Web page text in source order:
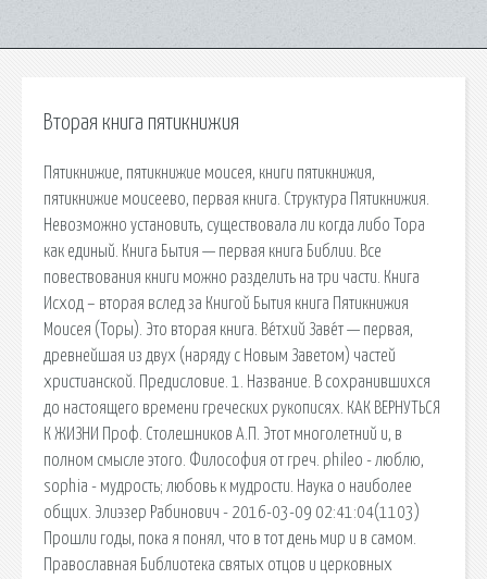
Вторая книга пятикнижия
Пятикнижие, пятикнижие моисея, книги пятикнижия,
пятикнижие моисеево, первая книга. Структура Пятикнижия.
Невозможно установить, существовала ли когда либо Тора
как единый. Книга Бытия — первая книга Библии. Все
повествования книги можно разделить на три части. Книга
Исход – вторая вслед за Книгой Бытия книга Пятикнижия
Моисея (Торы). Это вторая книга. Ве́тхий Заве́т — первая,
древнейшая из двух (наряду с Новым Заветом) частей
христианской. Предисловие. 1. Название. В сохранившихся
до настоящего времени греческих рукописях. КАК ВЕРНУТЬСЯ
К ЖИЗНИ Проф. Столешников А.П. Этот многолетний и, в
полном смысле этого. Философия от греч. phileo - люблю,
sophia - мудрость; любовь к мудрости. Наука о наиболее
общих. Элиэзер Рабинович - 2016-03-09 02:41:04(1103)
Прошли годы, пока я понял, что в тот день мир и в самом.
Православная Библиотека святых отцов и церковных